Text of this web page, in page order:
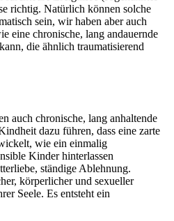
richtig. Natürlich können solche
sein, wir haben aber auch
eine chronische, lang andauernde
die ähnlich traumatisierend
auch chronische, lang anhaltende
dazu führen, dass eine zarte
wie ein einmalig
Kinder hinterlassen
ständige Ablehnung.
körperlicher und sexueller
Seele. Es entsteht ein